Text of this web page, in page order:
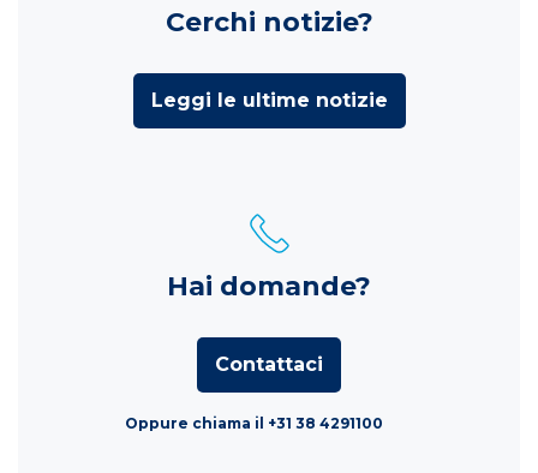
Cerchi notizie?
Leggi le ultime notizie
Hai domande?
Contattaci
Oppure chiama il +31 38 4291100